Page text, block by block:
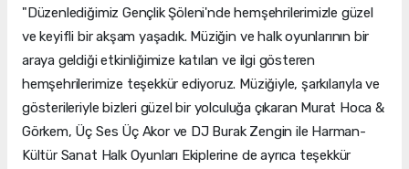
"Düzenlediğimiz Gençlik Şöleni'nde hemşehrilerimizle güzel
ve keyifli bir akşam yaşadık. Müziğin ve halk oyunlarının bir
araya geldiği etkinliğimize katılan ve ilgi gösteren
hemşehrilerimize teşekkür ediyoruz. Müziğiyle, şarkılarıyla ve
gösterileriyle bizleri güzel bir yolculuğa çıkaran Murat Hoca &
Görkem, Üç Ses Üç Akor ve DJ Burak Zengin ile Harman-
Kültür Sanat Halk Oyunları Ekiplerine de ayrıca teşekkür